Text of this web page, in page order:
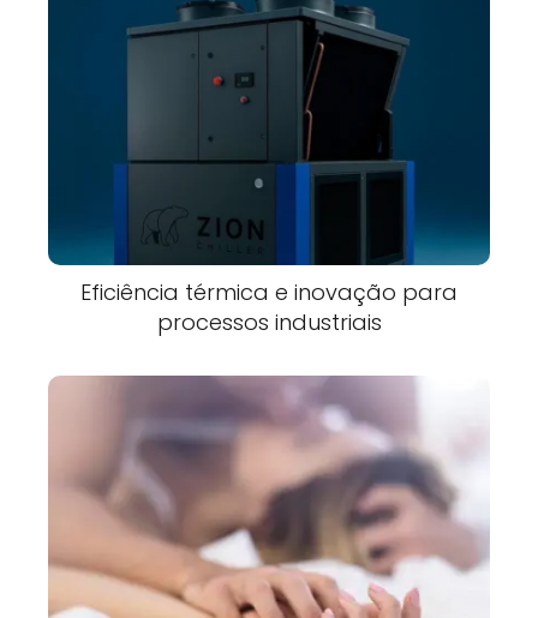
Eficiência térmica e inovação para
processos industriais